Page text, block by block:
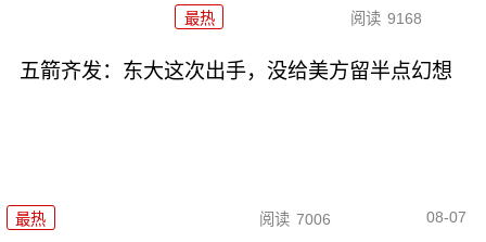
最热 阅读 9168
五箭齐发：东大这次出手，没给美方留半点幻想
最热 阅读 7006 08-07